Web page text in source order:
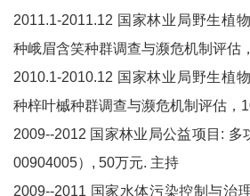
2011.1-2011.12 国家林业局野生植
种峨眉含笑种群调查与濒危机制评估
2010.1-2010.12 国家林业局野生植
种梓叶槭种群调查与濒危机制评估，
2009--2012 国家林业局公益项目: 多
00904005）, 50万元. 主持
2009--2011 国家水体污染控制与治